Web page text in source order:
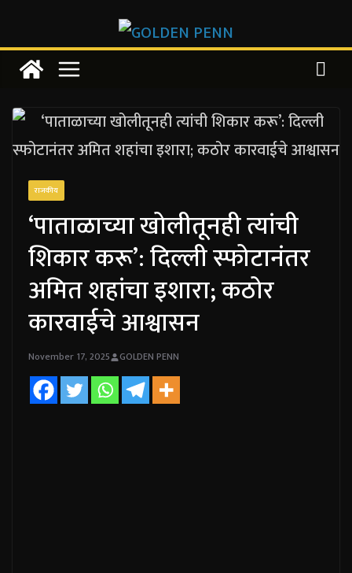
to
content
राजकीय
‘पाताळाच्या खोलीतूनही त्यांची
शिकार करू’: दिल्ली स्फोटानंतर
अमित शहांचा इशारा; कठोर
कारवाईचे आश्वासन
November 17, 2025 GOLDEN PENN